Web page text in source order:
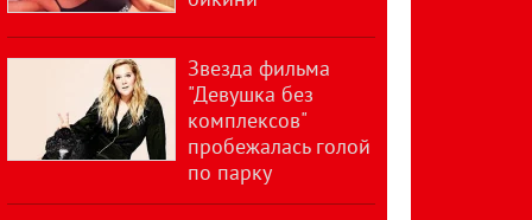
Звезда фильма
"Девушка без
комплексов"
пробежалась голой
по парку